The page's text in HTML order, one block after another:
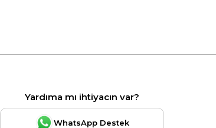
Yardıma mı ihtiyacın var?
WhatsApp Destek